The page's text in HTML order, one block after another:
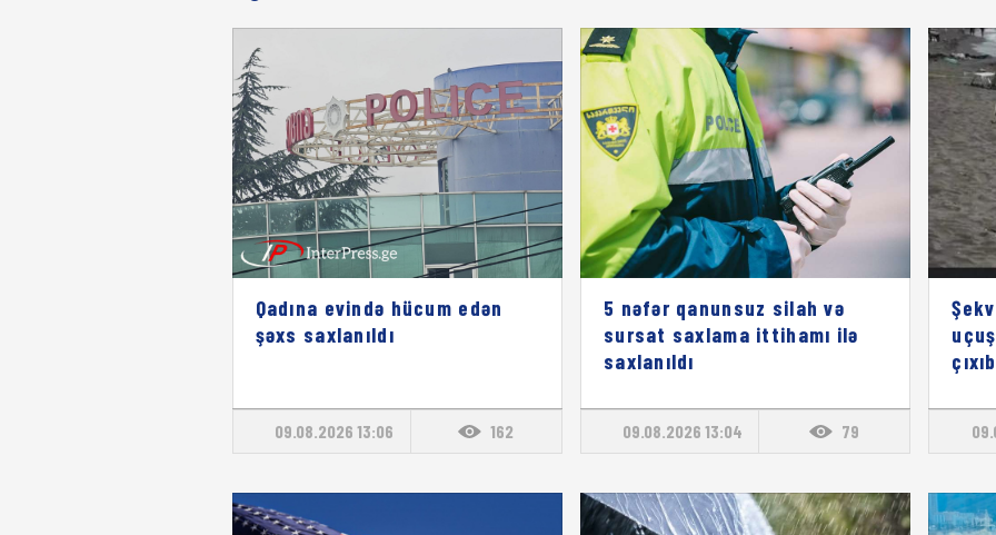
Qadına evində hücum edən
şəxs saxlanıldı
09.08.2026 13:06 162
5 nəfər qanunsuz silah və
sursat saxlama ittihamı ilə
saxlanıldı
09.08.2026 13:04 79
çıxıb